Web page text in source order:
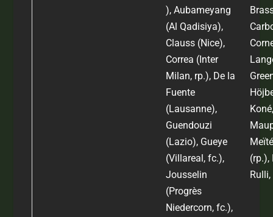
), Aubameyang
(Al Qadisiya),
Clauss (Nice),
Correa (Inter
Milan, rp.), De la
Fuente
(Lausanne),
Guendouzi
(Lazio), Gueye
(Villareal, fc.),
Jousselin
(Progrès
Niedercorn, fc.),
(rp.),